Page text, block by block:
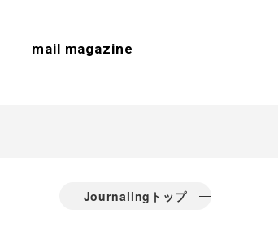
mail magazine
Journalingトップ